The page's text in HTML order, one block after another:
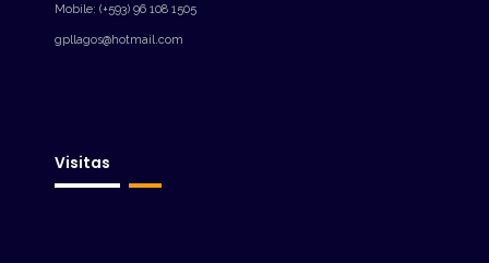
Mobile: (+593) 96 108 1505
gpllagos@hotmail.com
Visitas